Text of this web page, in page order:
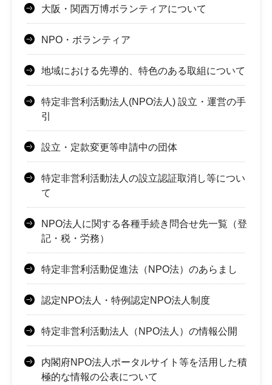
大阪・関西万博ボランティアについて
NPO・ボランティア
地域における先導的、特色のある取組について
特定非営利活動法人(NPO法人) 設立・運営の手
引
設立・定款変更等申請中の団体
特定非営利活動法人の設立認証取消し等につい
て
NPO法人に関する各種手続き問合せ先一覧（登
記・税・労務）
特定非営利活動促進法（NPO法）のあらまし
認定NPO法人・特例認定NPO法人制度
特定非営利活動法人（NPO法人）の情報公開
内閣府NPO法人ポータルサイト等を活用した積
極的な情報の公表について